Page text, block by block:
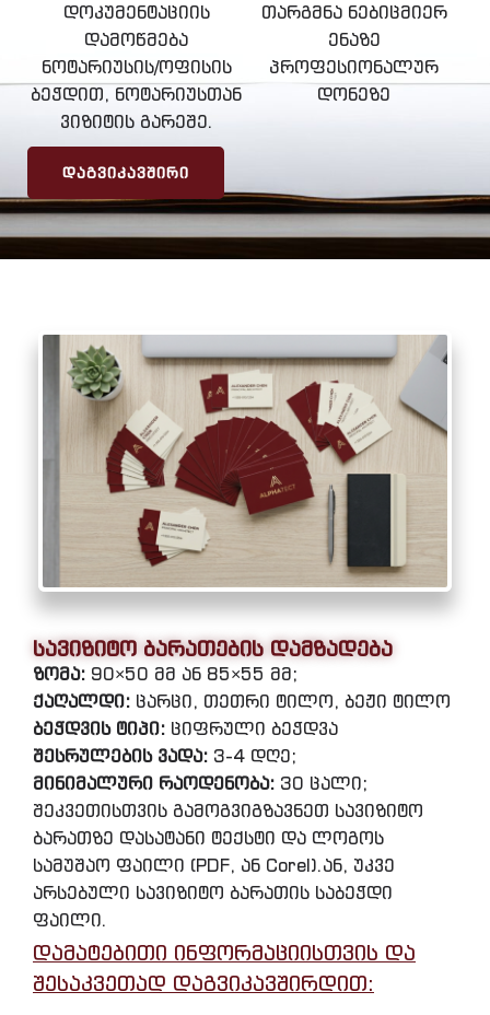
დოკუმენტაციის
დამოწმება
ნოტარიუსის/ოფისის
ბეჭდით, ნოტარიუსთან
ვიზიტის გარეშე.
ᲓᲐᲒᲕᲘᲙᲐᲕᲨᲘᲠᲘ
თარგმნა ნებიცმიერ
ენაზე
პროფესიონალურ
დონეზე
სავიზიტო ბარათების დამზადება
ზომა: 90×50 მმ ან 85×55 მმ;
ქაღალდი: ცარცი, თეთრი ტილო, ბეჟი ტილო
ბეჭდვის ტიპი: ციფრული ბეჭდვა
შესრულების ვადა: 3-4 დღე;
მინიმალური რაოდენობა: 30 ცალი;
შეკვეთისთვის გამოგვიგზავნეთ სავიზიტო
ბარათზე დასატანი ტექსტი და ლოგოს
სამუშაო ფაილი (PDF, ან Corel).ან, უკვე
არსებული სავიზიტო ბარათის საბეჭდი
ფაილი.
დამატებითი ინფორმაციისთვის და
შესაკვეთად დაგვიკავშირდით: